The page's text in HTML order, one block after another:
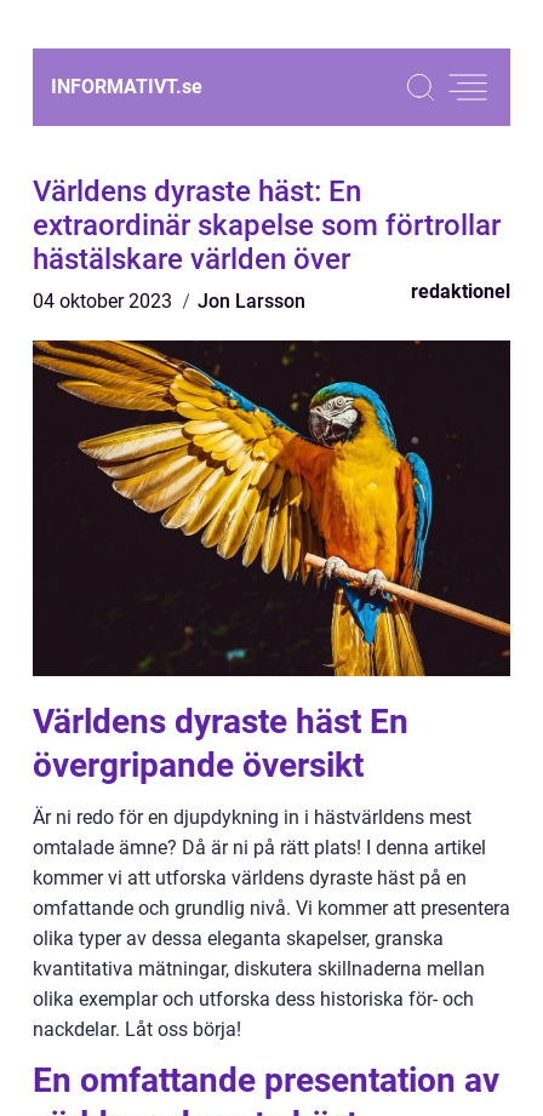
INFORMATIVT.se
Världens dyraste häst: En
extraordinär skapelse som förtrollar
hästälskare världen över
04 oktober 2023 Jon Larsson redaktionel
Världens dyraste häst En
övergripande översikt
Är ni redo för en djupdykning in i hästvärldens mest
omtalade ämne? Då är ni på rätt plats! I denna artikel
kommer vi att utforska världens dyraste häst på en
omfattande och grundlig nivå. Vi kommer att presentera
olika typer av dessa eleganta skapelser, granska
kvantitativa mätningar, diskutera skillnaderna mellan
olika exemplar och utforska dess historiska för- och
nackdelar. Låt oss börja!
En omfattande presentation av